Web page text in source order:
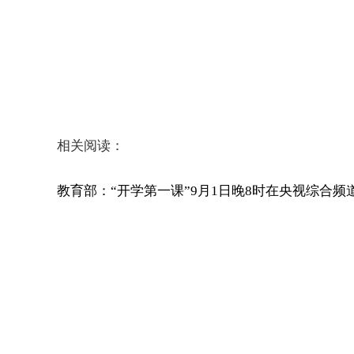
相关阅读：
教育部：“开学第一课”9月1日晚8时在央视综合频